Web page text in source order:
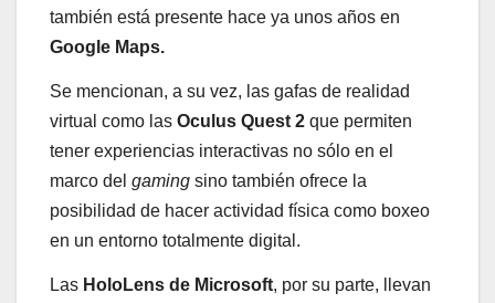
también está presente hace ya unos años en
Google Maps.
Se mencionan, a su vez, las gafas de realidad
virtual como las Oculus Quest 2 que permiten
tener experiencias interactivas no sólo en el
marco del gaming sino también ofrece la
posibilidad de hacer actividad física como boxeo
en un entorno totalmente digital.
Las HoloLens de Microsoft, por su parte, llevan